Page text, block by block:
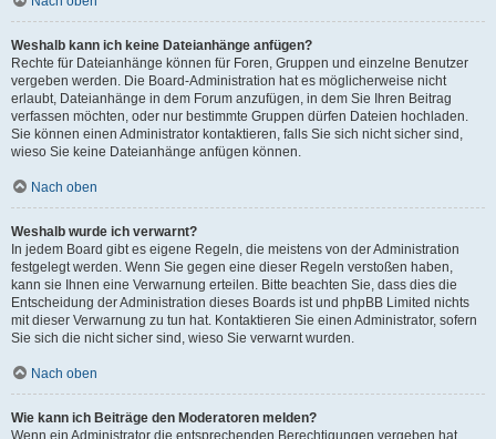
Weshalb kann ich keine Dateianhänge anfügen?
Rechte für Dateianhänge können für Foren, Gruppen und einzelne Benutzer
vergeben werden. Die Board-Administration hat es möglicherweise nicht
erlaubt, Dateianhänge in dem Forum anzufügen, in dem Sie Ihren Beitrag
verfassen möchten, oder nur bestimmte Gruppen dürfen Dateien hochladen.
Sie können einen Administrator kontaktieren, falls Sie sich nicht sicher sind,
wieso Sie keine Dateianhänge anfügen können.
Nach oben
Weshalb wurde ich verwarnt?
In jedem Board gibt es eigene Regeln, die meistens von der Administration
festgelegt werden. Wenn Sie gegen eine dieser Regeln verstoßen haben,
kann sie Ihnen eine Verwarnung erteilen. Bitte beachten Sie, dass dies die
Entscheidung der Administration dieses Boards ist und phpBB Limited nichts
mit dieser Verwarnung zu tun hat. Kontaktieren Sie einen Administrator, sofern
Sie sich die nicht sicher sind, wieso Sie verwarnt wurden.
Nach oben
Wie kann ich Beiträge den Moderatoren melden?
Wenn ein Administrator die entsprechenden Berechtigungen vergeben hat,